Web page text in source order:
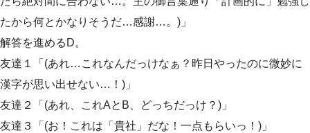
たから何とかなりそうだ…感謝…。)」
解答を進めるD。
友達１「(あれ…これなんだっけなぁ？昨日やったのに微妙に
漢字が思い出せない…！)」
友達２「(あれ、これAとB、どっちだっけ？)」
友達３「(お！これは「貴社」だな！一点もらいっ！)」